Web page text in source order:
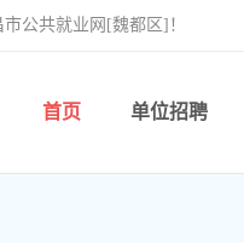
公共就业网[魏都区]！
首页 单位招聘